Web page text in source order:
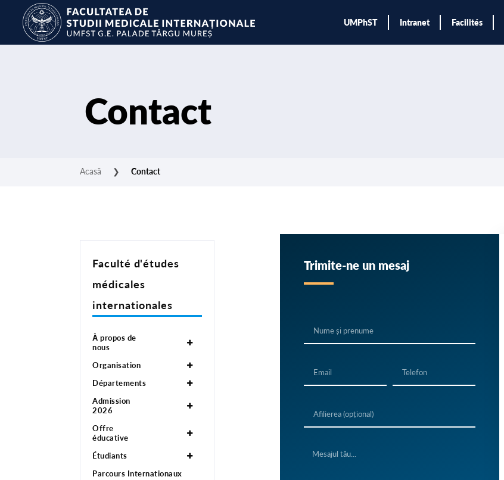
UMPhST Intranet Facilités
Contact
Acasă ❯ Contact
Faculté d'études
médicales
internationales
À propos de
nous
Organisation
Départements
Admission
2026
Offre
éducative
Étudiants
Parcours Internationaux
Trimite-ne un mesaj